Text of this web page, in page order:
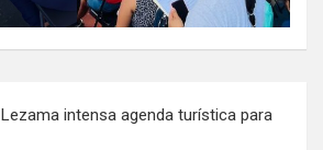
intensa agenda turística para